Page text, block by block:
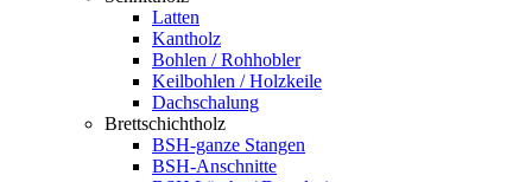
Latten
Kantholz
Bohlen / Rohhobler
Keilbohlen / Holzkeile
Dachschalung
Brettschichtholz
BSH-ganze Stangen
BSH-Anschnitte